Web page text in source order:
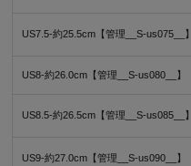
US7.5-約25.5cm【管理__S-us075__】
US8-約26.0cm【管理__S-us080__】
US8.5-約26.5cm【管理__S-us085__】
US9-約27.0cm【管理__S-us090__】